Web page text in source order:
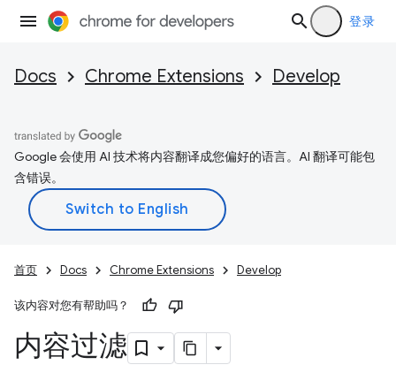
登录
Docs Chrome Extensions Develop
Google 会使用 AI 技术将内容翻译成您偏好的语言。AI 翻译可能包
含错误。
首页 Docs Chrome Extensions Develop
该内容对您有帮助吗？
内容过滤